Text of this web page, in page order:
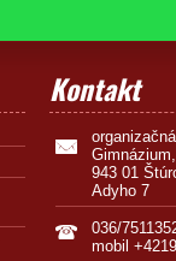
Kontakt
943 01
Adyho 7
036/
mobil